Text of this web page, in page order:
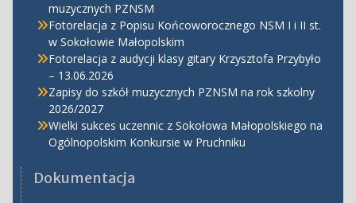
muzycznych PZNSM
Fotorelacja z Popisu Końcoworocznego NSM I i II st.
w Sokołowie Małopolskim
Fotorelacja z audycji klasy gitary Krzysztofa Przybyło
– 13.06.2026
Zapisy do szkół muzycznych PZNSM na rok szkolny
2026/2027
Wielki sukces uczennic z Sokołowa Małopolskiego na
Ogólnopolskim Konkursie w Pruchniku
Dokumentacja